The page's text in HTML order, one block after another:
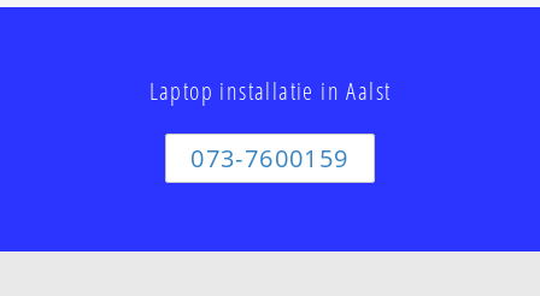
Laptop installatie in Aalst
073-7600159